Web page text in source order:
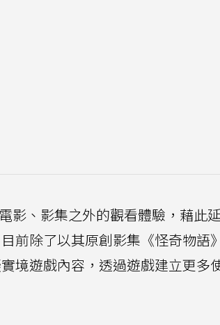
影、影集之外的觀看體驗，藉此
前除了以其原創影集《怪奇物語
境遊戲內容，透過遊戲建立更多